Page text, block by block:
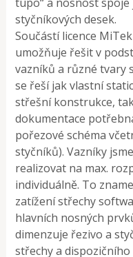
styčníkových desek.
Součástí licence
umožňuje řešit v
vazníků a různé tvary
se řeší jak vlastní
střešní konstrukce,
dokumentace
pořezové schéma
styčníků). Vazníky
realizovat na max.
individuálně. To
zatížení střechy
hlavních nosných
dimenzuje řezivo a
střechy a